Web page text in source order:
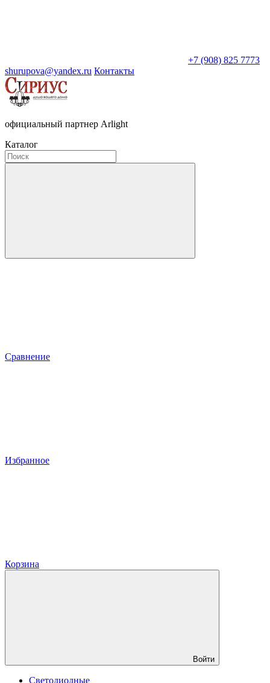
+7 (908) 825 7773
shurupova@yandex.ru Контакты
официальный партнер Arlight
Каталог
Сравнение
Избранное
Корзина
Войти
Светодиодные